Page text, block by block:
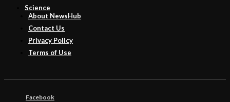
Science
About NewsHub
Contact Us
Privacy Policy
Terms of Use
Facebook